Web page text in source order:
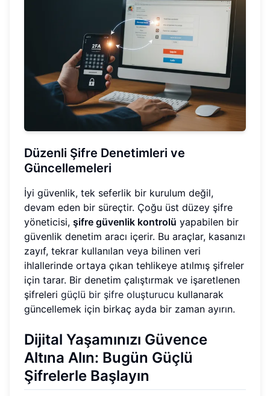
Düzenli Şifre Denetimleri ve
Güncellemeleri
İyi güvenlik, tek seferlik bir kurulum değil,
devam eden bir süreçtir. Çoğu üst düzey şifre
yöneticisi, şifre güvenlik kontrolü yapabilen bir
güvenlik denetim aracı içerir. Bu araçlar, kasanızı
zayıf, tekrar kullanılan veya bilinen veri
ihlallerinde ortaya çıkan tehlikeye atılmış şifreler
için tarar. Bir denetim çalıştırmak ve işaretlenen
şifreleri güçlü bir şifre oluşturucu kullanarak
güncellemek için birkaç ayda bir zaman ayırın.
Dijital Yaşamınızı Güvence
Altına Alın: Bugün Güçlü
Şifrelerle Başlayın